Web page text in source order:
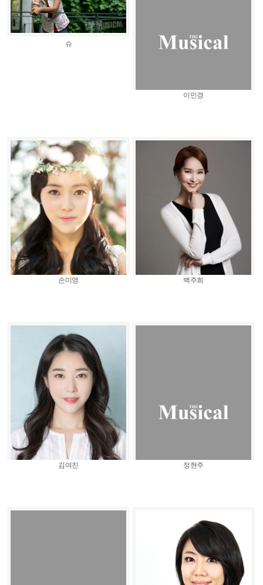
슈
이민경
손미영 백주희
김여진 정현주